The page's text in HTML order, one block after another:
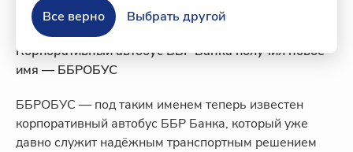
Все верно Выбрать другой
Это ББРОБУС!
Корпоративный автобус ББР Банка получил новое
имя — ББРОБУС
ББРОБУС — под таким именем теперь известен
корпоративный автобус ББР Банка, который уже
давно служит надёжным транспортным решением